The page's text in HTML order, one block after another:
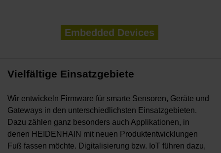
Embedded Devices
Vielfältige Einsatzgebiete
Wir entwickeln Firmware für smarte Sensoren, Geräte und
Gateways in den unterschiedlichsten Einsatzgebieten.
Dazu zählen ganz besonders auch Applikationen, in
denen HEIDENHAIN mit neuen Produktentwicklungen
Fuß fassen möchte. Digitalisierung bzw. IoT führen dazu,